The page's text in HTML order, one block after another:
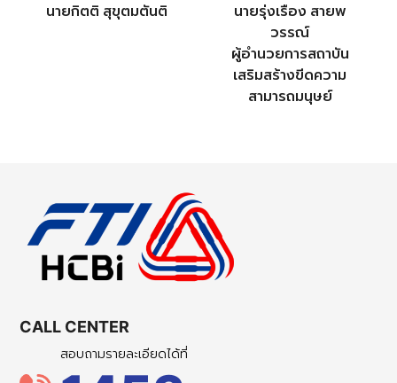
นายกิตติ สุขุตมตันติ
นายรุ่งเรือง สายพ
วรรณ์
ผู้อำนวยการสถาบัน
เสริมสร้างขีดความ
สามารถมนุษย์
CALL CENTER
สอบถามรายละเอียดได้ที่